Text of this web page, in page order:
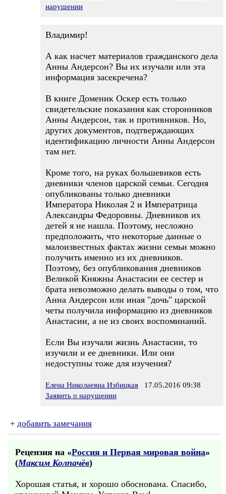
нарушении
Владимир!
А как насчет материалов гражданского дела
Анны Андерсон? Вы их изучали или эта
информация засекречена?
В книге Доменик Оскер есть только
свидетельские показания как сторонников
Анны Андерсон, так и противников. Но,
других документов, подтверждающих
идентификацию личности Анны Андерсон
там нет.
Кроме того, на руках большевиков есть
дневники членов царской семьи. Сегодня
опубликованы только дневники
Императора Николая 2 и Императрица
Александры Федоровны. Дневников их
детей я не нашла. Поэтому, несложно
предположить, что некоторые данные о
малоизвестных фактах жизни семьи можно
получить именно из их дневников.
Поэтому, без опубликования дневников
Великой Княжны Анастасии ее сестер и
брата невозможно делать выводы о том, что
Анна Андерсон или иная "дочь" царской
четы получила информацию из дневников
Анастасии, а не из своих воспоминаний.
Если Вы изучали жизнь Анастасии, то
изучили и ее дневники. Или они
недоступны тоже для изучения?
Елена Николаевна Избицкая 17.05.2016 09:38
Заявить о нарушении
+ добавить замечания
Рецензия на «Россия и Первая мировая война»
(Максим Колпачёв)
Хорошая статья, и хорошо обоснована. Спасибо,